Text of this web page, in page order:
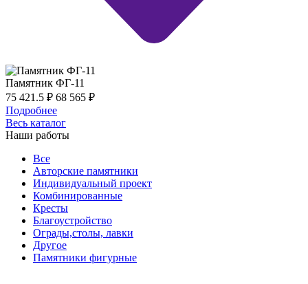
Памятник ФГ-11
75 421.5 ₽ 68 565 ₽
Подробнее
Весь каталог
Наши работы
Все
Авторские памятники
Индивидуальный проект
Комбинированные
Кресты
Благоустройство
Ограды,столы, лавки
Другое
Памятники фигурные